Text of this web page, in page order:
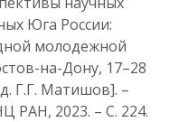
Юга России:
молодежной
на-Дону, 17–28
Г.Г. Матишов]. –
РАН, 2023. – С. 224.